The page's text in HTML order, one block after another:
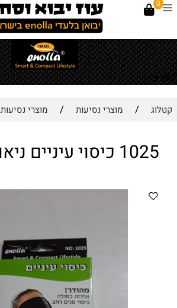
לחץ כאן
0
קטלוג / מוצרי נסיעות / מוצרי נסיעות
1025 כיסוי עיניים ניאופרן enolla